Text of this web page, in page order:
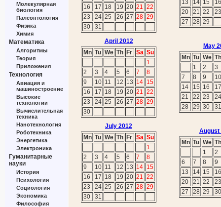
Молекулярная
биология
Палеонтология
Физика
Химия
Математика
Алгоритмы
Теория
Приложения
Технология
Авиация и
машиностроение
Высокие
технологии
Вычислительная
техника
Нанотехнология
Роботехника
Энергетика
Электроника
Гуманитарные
науки
История
Психология
Социология
Экономика
Философия
16
17 18 19 20 21 22
23
24 25 26 27 28 29
30
31
13
14 15
16
20
21 22
23
27
28 29
April 2012
Mn Tu We Th Fr Sa Su
1
2
3 4 5 6 7
8
9
10 11 12 13 14 15
16
17 18 19 20 21 22
23
24 25 26 27 28 29
30
May
Mn Tu We Th
1
2
3
7
8 9
10
14
15 16
17
21
22 23
24
28
29 30 31
July 2012
Mn Tu We Th Fr Sa Su
1
2
3 4 5 6 7
8
9
10 11 12 13 14 15
16
17 18 19 20 21 22
23
24 25 26 27 28 29
30
31
August
Mn Tu We Th
1
2
6
7 8
9
13
14 15
16
20
21 22
23
27
28 29 30